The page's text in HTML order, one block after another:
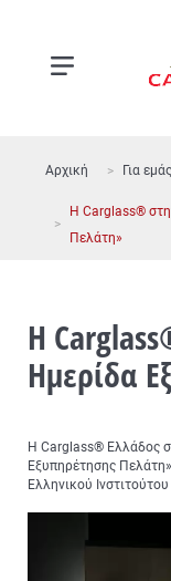
Αρχική Για εμάς
Η Carglass®
Πελάτη»
Η
Ημερίδα
H Carglass® Ελλάδος
Εξυπηρέτησης
Ελληνικού